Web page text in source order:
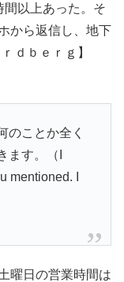
間以上あった。そ
から返信し、地下
ｄｂｅｒｇ】
のことか全く
ます。（I
mentioned. I
曜日の営業時間は